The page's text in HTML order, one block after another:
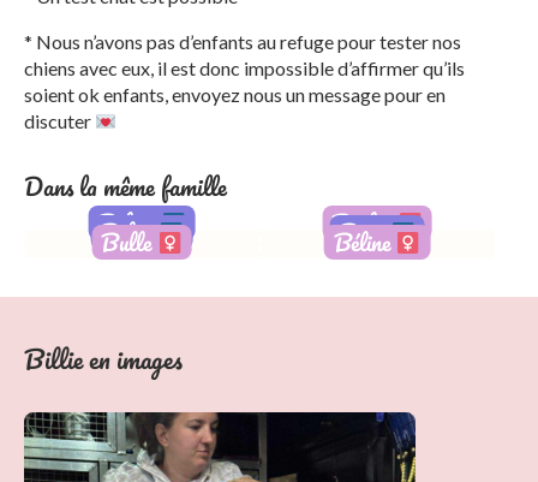
* Nous n’avons pas d’enfants au refuge pour tester nos
chiens avec eux, il est donc impossible d’affirmer qu’ils
soient ok enfants, envoyez nous un message pour en
discuter
Dans la même famille
Babar
Adopté
Barbie
Balou Beny
Bulle Béline
Billie en images